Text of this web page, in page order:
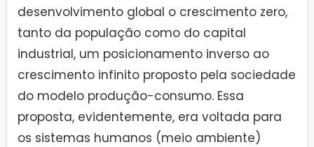
desenvolvimento global o crescimento zero,
tanto da população como do capital
industrial, um posicionamento inverso ao
crescimento infinito proposto pela sociedade
do modelo produção-consumo. Essa
proposta, evidentemente, era voltada para
os sistemas humanos (meio ambiente)